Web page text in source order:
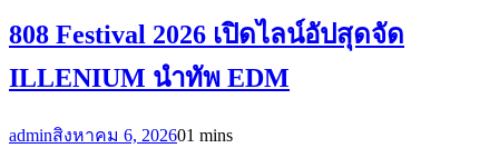
808 Festival 2026 เปิดไลน์อัปสุดจัด
ILLENIUM นำทัพ EDM
adminสิงหาคม 6, 202601 mins